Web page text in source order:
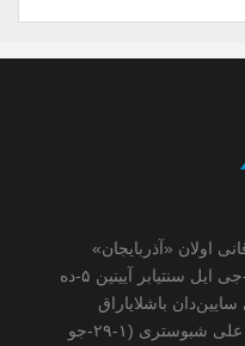
اولان «آذربایجان»
روزنامه‌سی نین بیرینجی سایی ۱۹۴۵-جی ایل سنتیابر آیینین ۵-ده
باشلایاراق
آذربایجان دیلین‌ده بوراخیلیردی. حاجی علی شبوستری (۱-۲۹-جو